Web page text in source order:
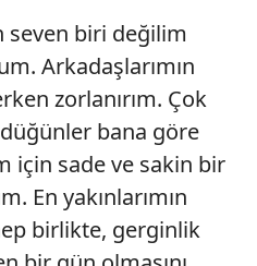
için İnternet
kişilere ait çerezler
vasıtasıyla çeşitli kişisel
olan çerezler bilgi
amacıyla
sitemizin daha işlevsel
ve sizlere yönelik
yapılması, amaçlarıyla
seven biri değilim
Arkadaşlarımın
zorlanırım. Çok
bana göre
için sade ve sakin bir
En yakınlarımın
birlikte, gerginlik